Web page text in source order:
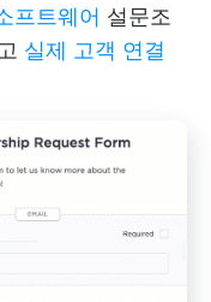
프트웨어 설문조
실제 고객 연결